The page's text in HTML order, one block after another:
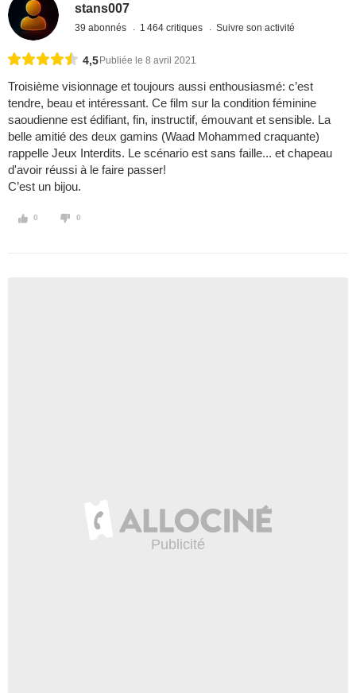
stans007
39 abonnés 1 464 critiques Suivre son activité
4,5 Publiée le 8 avril 2021
Troisième visionnage et toujours aussi enthousiasmé: c’est
tendre, beau et intéressant. Ce film sur la condition féminine
saoudienne est édifiant, fin, instructif, émouvant et sensible. La
belle amitié des deux gamins (Waad Mohammed craquante)
rappelle Jeux Interdits. Le scénario est sans faille... et chapeau
d'avoir réussi à le faire passer!
C’est un bijou.
0 0